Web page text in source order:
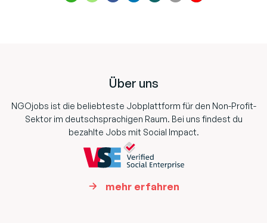
Über uns
NGOjobs ist die beliebteste Jobplattform für den Non-Profit-
Sektor im deutschsprachigen Raum. Bei uns findest du
bezahlte Jobs mit Social Impact.
mehr erfahren